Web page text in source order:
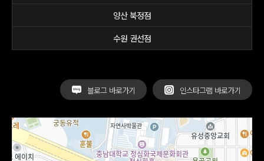
양산 북정점
수원 권선점
인스타그램 바로가기
블로그 바로가기